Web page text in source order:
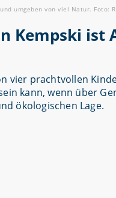
umgeben von viel Natur. Foto:
Kempski ist
vier prachtvollen
kann, wenn über
ökologischen Lage.